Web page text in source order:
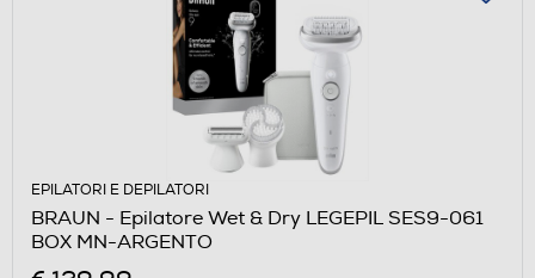
EPILATORI E DEPILATORI
BRAUN - Epilatore Wet & Dry LEGEPIL SES9-061
BOX MN-ARGENTO